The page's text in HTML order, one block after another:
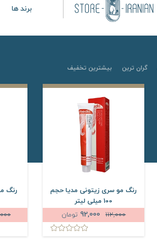
برند ها
گران ترین بیشترین تخفیف
رنگ مو سری زیتونی مدیا حجم
100 میلی لیتر
112,000
تومان
رنگ